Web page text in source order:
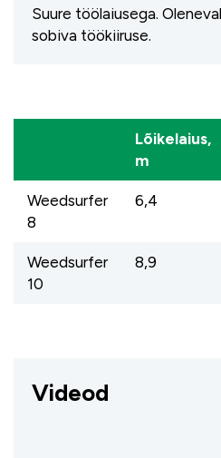
Suure töölaiusega.
sobiva töökiiruse.
Lõikelaius,
m
Weedsurfer
8
6,4
Weedsurfer
10
8,9
Videod